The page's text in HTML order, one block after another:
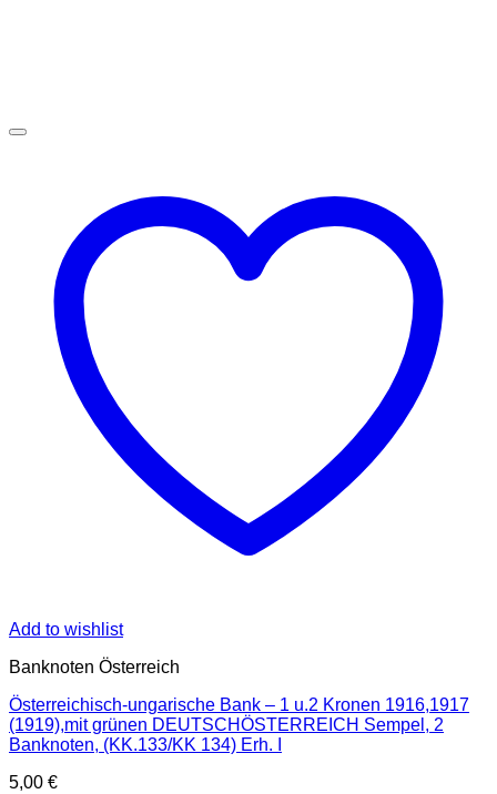
Add to wishlist
Banknoten Österreich
Österreichisch-ungarische Bank – 1 u.2 Kronen 1916,1917
(1919),mit grünen DEUTSCHÖSTERREICH Sempel, 2
Banknoten, (KK.133/KK 134) Erh. I
5,00 €